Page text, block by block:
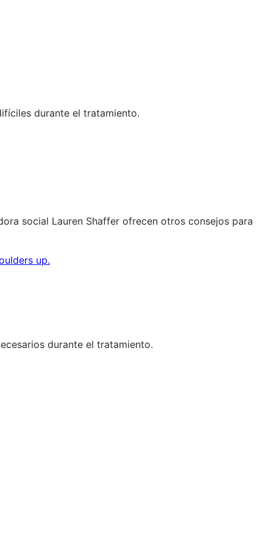
durante el tratamiento.
social Lauren Shaffer ofrecen otros consejos para
durante el tratamiento.